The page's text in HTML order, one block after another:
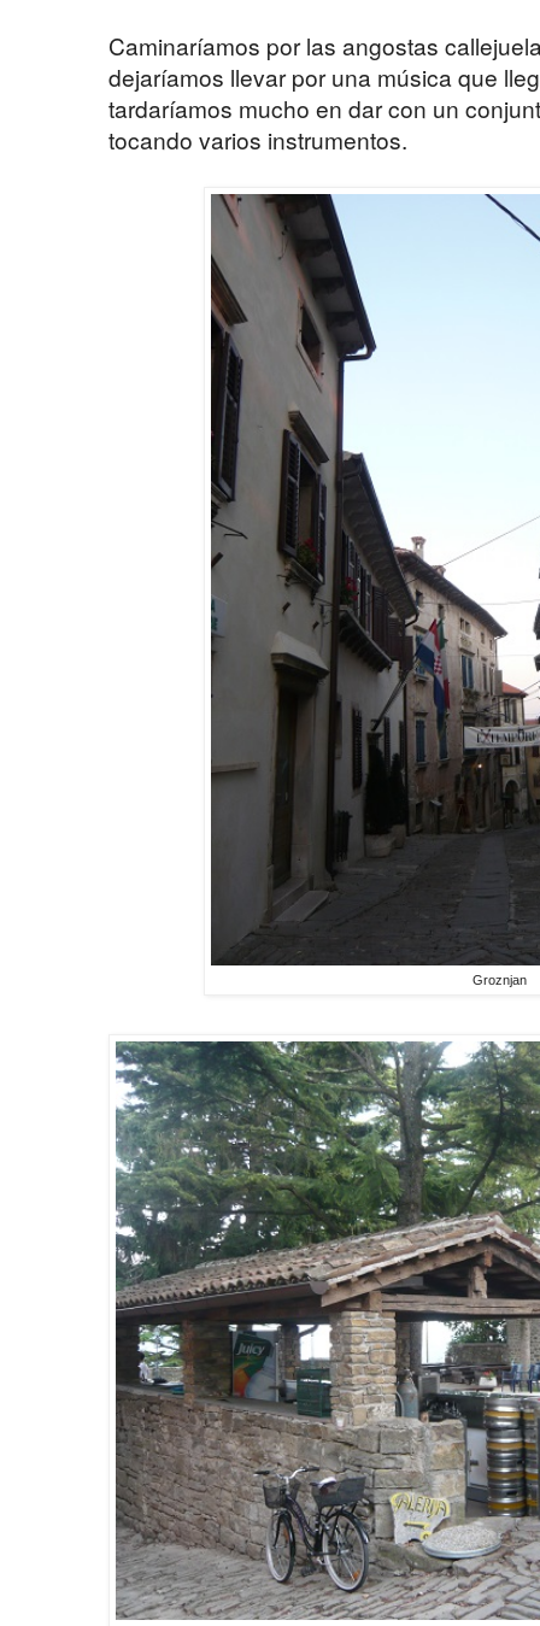
Caminaríamos por las angostas
dejaríamos llevar por una música que
tardaríamos mucho en dar con un
tocando varios instrumentos.
Groznjan